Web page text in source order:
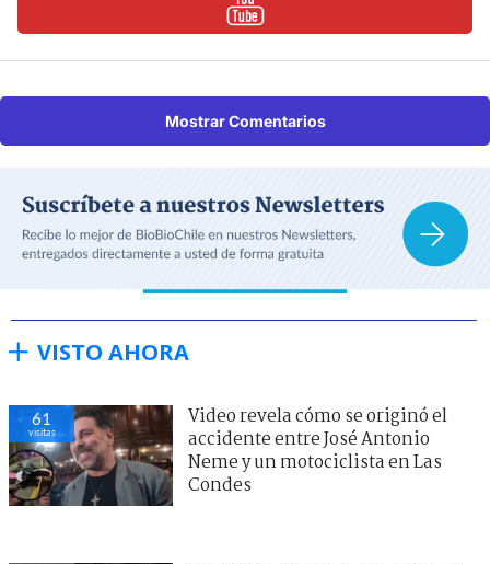
Mostrar Comentarios
VISTO AHORA
61
visitas
Video revela cómo se originó el
accidente entre José Antonio
Neme y un motociclista en Las
Condes